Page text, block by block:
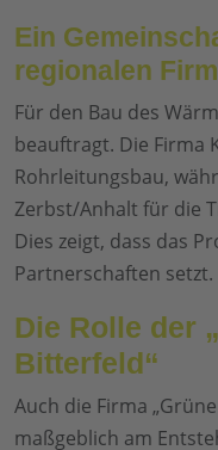
Ein
regionalen
Für den Bau des
beauftragt. Die Firma
Rohrleitungsbau,
Zerbst/Anhalt für die
Dies zeigt, dass das
Partnerschaften setzt.
Die Rolle der
Bitterfeld“
Auch die Firma
maßgeblich am